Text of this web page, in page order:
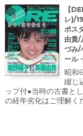
【
レ)/
ポス
由貴/
づみ/
ール
昭和
綴じ
ップ付●当時の古書と
の経年劣化はご理解く